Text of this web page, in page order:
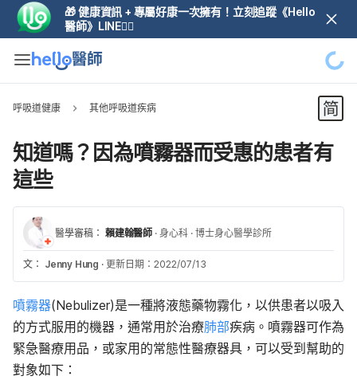
🎁 健康資訊 + 專屬好康一次擁有！立刻追蹤《Hello
醫師》LINE👆🏼
呼吸道健康 其他呼吸道疾病
知道嗎？因為噴霧器而受惠的患者有
這些
醫學審稿： 賴建翰醫師 · 身心科 · 博士身心醫學診所
文： Jenny Hung · 更新日期：2022/07/13
噴霧器(Nebulizer)是一種將液態藥物霧化，以供患者以吸入
的方式服用的機器，通常用於治療肺部疾病。噴霧器可作為
緊急醫療用品，或家用的常態性醫療器具，可以受到幫助的
對象如下：